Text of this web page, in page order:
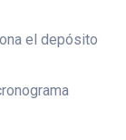
el depósito